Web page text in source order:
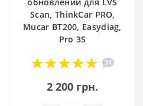
Scan, ThinkCar PRO,
Mucar BT200, Easydiag,
Pro 3S
31
2 200 грн.